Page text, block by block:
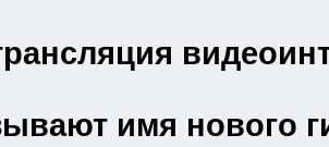
имя нового